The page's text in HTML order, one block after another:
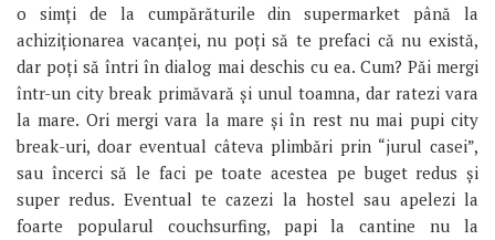
o simți de la cumpărăturile din supermarket până la
achiziționarea vacanței, nu poți să te prefaci că nu există,
dar poți să întri în dialog mai deschis cu ea. Cum? Păi mergi
într-un city break primăvară și unul toamna, dar ratezi vara
la mare. Ori mergi vara la mare și în rest nu mai pupi city
break-uri, doar eventual câteva plimbări prin “jurul casei”,
sau încerci să le faci pe toate acestea pe buget redus și
super redus. Eventual te cazezi la hostel sau apelezi la
foarte popularul couchsurfing, papi la cantine nu la